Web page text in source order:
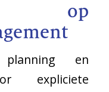
op
en
expliciete